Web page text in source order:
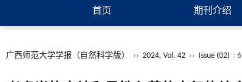
首页 期刊介绍
广西师范大学学报（自然科学版） ›› 2024, Vol. 42 ›› Issue (02) :